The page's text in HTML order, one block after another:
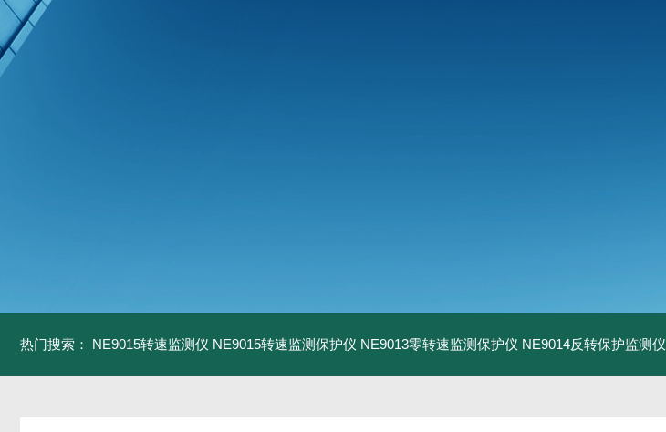
热门搜索： NE9015转速监测仪 NE9015转速监测保护仪 NE9013零转速监测保护仪 NE9014反转保护监测仪